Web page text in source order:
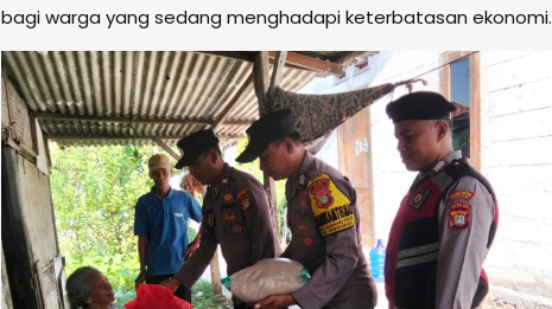
bagi warga yang sedang menghadapi keterbatasan ekonomi.